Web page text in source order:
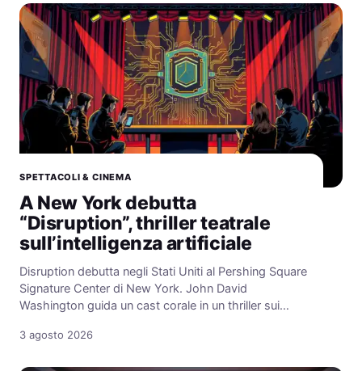
SPETTACOLI & CINEMA
A New York debutta
“Disruption”, thriller teatrale
sull’intelligenza artificiale
Disruption debutta negli Stati Uniti al Pershing Square
Signature Center di New York. John David
Washington guida un cast corale in un thriller sui…
3 agosto 2026